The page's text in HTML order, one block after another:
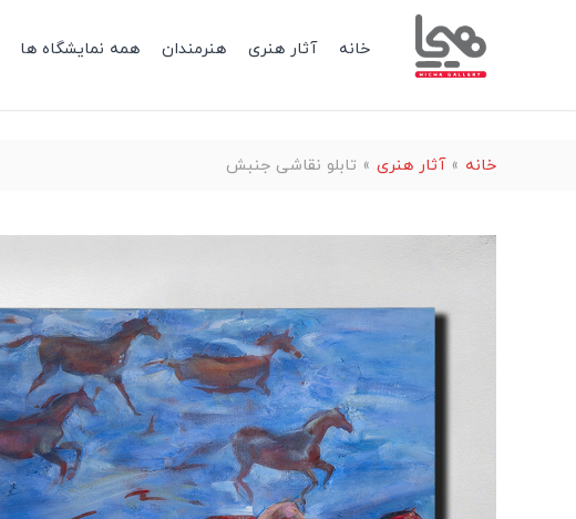
خانه آثار هنری هنرمندان همه نمایشگاه ها
خانه »آثار هنری » تابلو نقاشی جنبش